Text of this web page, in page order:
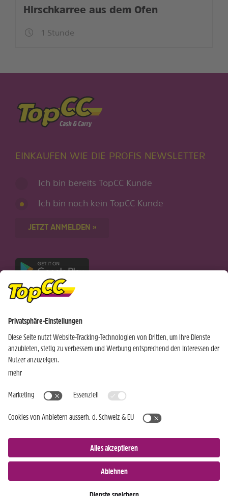
Hirschkarree aus dem Ofen
1 Stunde
EINKAUFEN WIE DIE PROFIS NEWSLETTER
Ich bin bereits TopCC Kunde
Ich bin noch kein TopCC Kunde
JETZT ANMELDEN »
Nur für Android-Geräte
Wochen Hits
Standorte
Kundenbereich
Aktuelles
Rezeptwelt
Weinwelt
© 2026 TopCC AG Impressum Datenschutz
AGB
Kontakt Cookies